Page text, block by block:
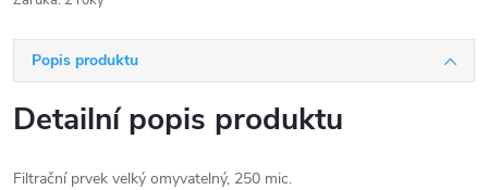
Popis produktu
Detailní popis produktu
Filtrační prvek velký omyvatelný, 250 mic.